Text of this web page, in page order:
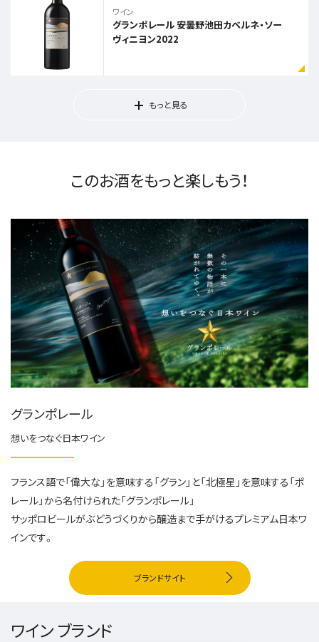
ワイン
グランポレール 安曇野池田カベルネ・ソー
ヴィニヨン2022
もっと見る
このお酒をもっと楽しもう！
グランポレール
想いをつなぐ日本ワイン
フランス語で「偉大な」を意味する「グラン」と​「北極星」を意味する「ポ
レール」から​名付けられた「グランポレール」​
サッポロビールがぶどうづくりから醸造まで​手がけるプレミアム日本ワ
インです。
ブランドサイト
ワイン ブランド